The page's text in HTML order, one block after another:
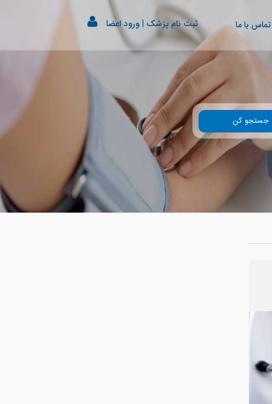
تماس با ما ثبت نام پزشک |ورود اعضا
جستجو کن